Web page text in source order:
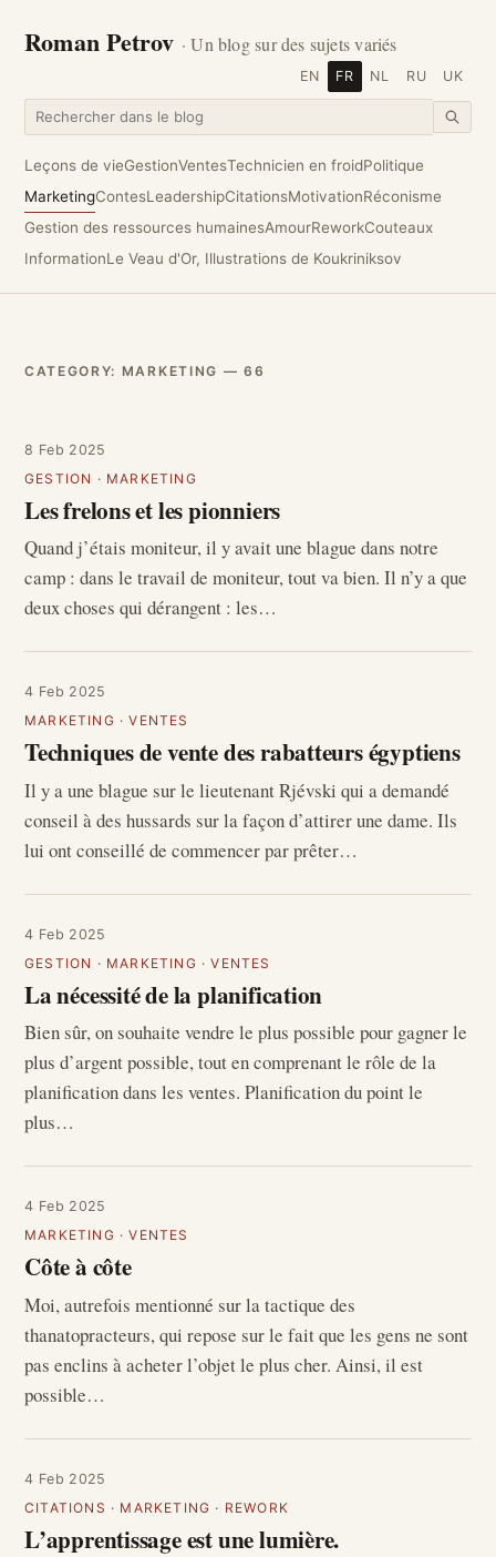
Roman Petrov · Un blog sur des sujets variés
EN FR NL RU UK
Leçons de vieGestionVentesTechnicien en froidPolitique
MarketingContesLeadershipCitationsMotivationRéconisme
Gestion des ressources humainesAmourReworkCouteaux
InformationLe Veau d'Or, Illustrations de Koukriniksov
CATEGORY: MARKETING — 66
8 Feb 2025
GESTION · MARKETING
Les frelons et les pionniers
Quand j’étais moniteur, il y avait une blague dans notre
camp : dans le travail de moniteur, tout va bien. Il n’y a que
deux choses qui dérangent : les…
4 Feb 2025
MARKETING ·VENTES
Techniques de vente des rabatteurs égyptiens
Il y a une blague sur le lieutenant Rjévski qui a demandé
conseil à des hussards sur la façon d’attirer une dame. Ils
lui ont conseillé de commencer par prêter…
4 Feb 2025
GESTION · MARKETING ·VENTES
La nécessité de la planification
Bien sûr, on souhaite vendre le plus possible pour gagner le
plus d’argent possible, tout en comprenant le rôle de la
planification dans les ventes. Planification du point le
plus…
4 Feb 2025
MARKETING ·VENTES
Côte à côte
Moi, autrefois mentionné sur la tactique des
thanatopracteurs, qui repose sur le fait que les gens ne sont
pas enclins à acheter l’objet le plus cher. Ainsi, il est
possible…
4 Feb 2025
CITATIONS · MARKETING · REWORK
L’apprentissage est une lumière.